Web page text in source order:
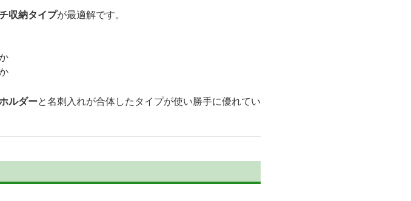
収納タイプが最適解です。
ルダーと名刺入れが合体したタイプが使い勝手に優れてい